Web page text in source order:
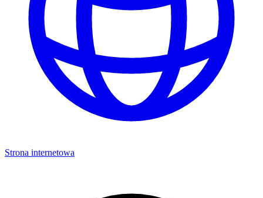
Strona internetowa